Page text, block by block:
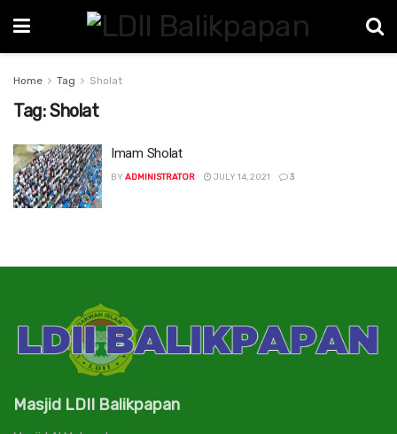
Home Tag Sholat
Tag:Sholat
Imam Sholat
BY ADMINISTRATOR JULY 14, 2021 3
Masjid LDII Balikpapan